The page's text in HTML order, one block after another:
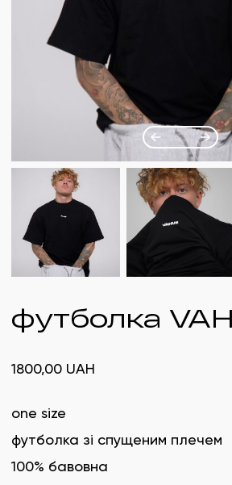
футболка
1800,00 UAH
one size
футболка зі спущеним плечем
100% бавовна